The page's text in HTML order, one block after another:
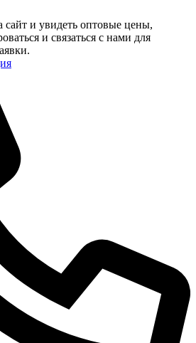
сайт и увидеть оптовые цены,
и связаться с нами для